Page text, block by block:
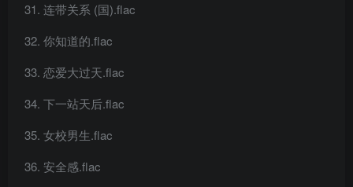
连带关系 (国).flac
你知道的.flac
恋爱大过天.flac
下一站天后.flac
女校男生.flac
安全感.flac